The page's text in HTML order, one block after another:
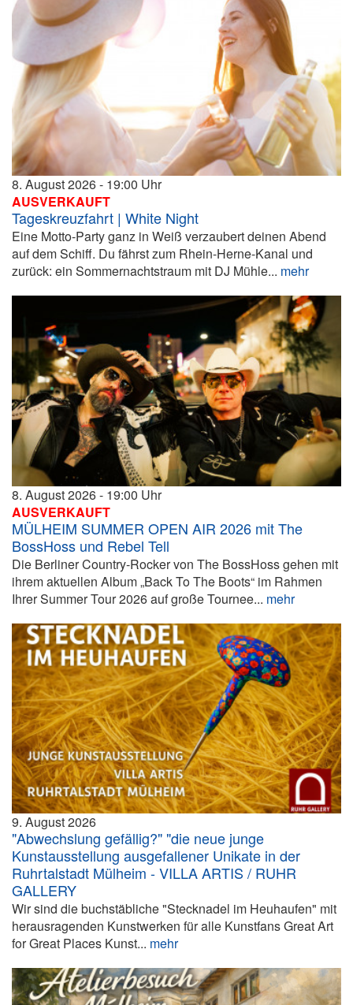
8. August 2026
19:00
AUSVERKAUFT
Tageskreuzfahrt | White Night
Eine Motto-Party ganz in Weiß verzaubert deinen Abend
auf dem Schiff. Du fährst zum Rhein-Herne-Kanal und
zurück: ein Sommernachtstraum mit DJ Mühle... mehr
8. August 2026
19:00
AUSVERKAUFT
MÜLHEIM SUMMER OPEN AIR 2026 mit The
BossHoss und Rebel Tell
Die Berliner Country-Rocker von The BossHoss gehen mit
ihrem aktuellen Album „Back To The Boots“ im Rahmen
Ihrer Summer Tour 2026 auf große Tournee... mehr
9. August 2026
"Abwechslung gefällig?" "die neue junge
Kunstausstellung ausgefallener Unikate in der
Ruhrtalstadt Mülheim - VILLA ARTIS / RUHR
GALLERY
Wir sind die buchstäbliche "Stecknadel im Heuhaufen" mit
herausragenden Kunstwerken für alle Kunstfans Great Art
for Great Places Kunst... mehr